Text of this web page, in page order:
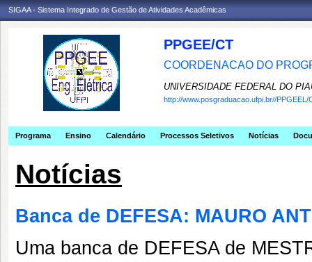
SIGAA - Sistema Integrado de Gestão de Atividades Acadêmicas
PPGEE/CT
COORDENACAO DO
UNIVERSIDADE FEDERAL DO
http://www.posgraduacao.ufpi.br//PPGEEL/
Programa Ensino Calendário Processos Seletivos Notícias
Notícias
Banca de DEFESA: MAURO
Uma banca de DEFESA de